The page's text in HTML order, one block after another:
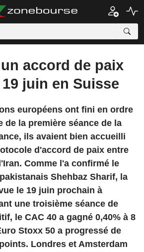
accord de paix
juin en Suisse
européens ont fini en ordre
de la première séance de la
ils avaient bien accueilli
d'accord de paix entre
Comme l'a confirmé le
Shehbaz Sharif, la
le 19 juin prochain à
une troisième séance de
le CAC 40 a gagné 0,40% à 8
Stoxx 50 a progressé de
Londres et Amsterdam